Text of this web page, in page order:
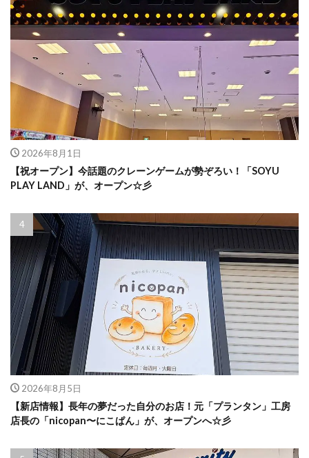
2026年8月1日
【祝オープン】今話題のクレーンゲームが勢ぞろい！「SOYU
PLAY LAND」が、オープン☆彡
2026年8月5日
【新店情報】長年の夢だった自分のお店！元「プランタン」工房
店長の「nicopan〜にこぱん」が、オープンへ☆彡